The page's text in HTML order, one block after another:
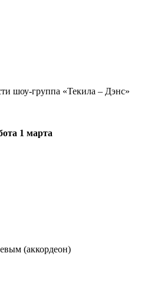
шоу-группа «Текила – Дэнс»
1 марта
(аккордеон)